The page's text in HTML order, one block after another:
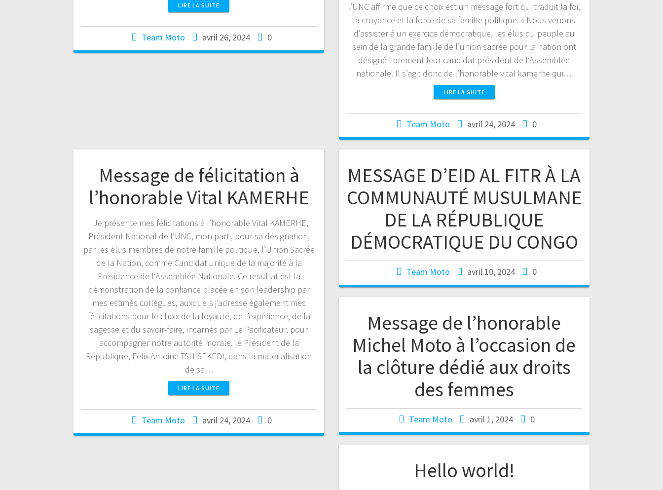
LIRE LA SUITE
Team Moto avril 26, 2024 0
l’UNC affirme que ce choix est un message fort qui traduit la foi,
la croyance et la force de sa famille politique. « Nous venons
d’assister à un exercice démocratique, les élus du peuple au
sein de la grande famille de l’union sacrée pour la nation ont
désigné librement leur candidat président de l’Assemblée
nationale. Il s’agit donc de l’honorable vital kamerhe qui…
LIRE LA SUITE
Team Moto avril 24, 2024 0
Message de félicitation à
l’honorable Vital KAMERHE
Je présente mes félicitations à l’honorable Vital KAMERHE,
Président National de l’UNC, mon parti, pour sa désignation,
par les élus membres de notre famille politique, l’Union Sacrée
de la Nation, comme Candidat unique de la majorité à la
Présidence de l’Assemblée Nationale. Ce resultat est la
démonstration de la confiance placée en son leadership par
mes estimés collègues, auxquels j’adresse également mes
félicitations pour le choix de la loyauté, de l’expérience, de la
sagesse et du savoir-faire, incarnés par Le Pacificateur, pour
accompagner notre autorité morale, le Président de la
République, Félix Antoine TSHISEKEDI, dans la matérialisation
de sa…
LIRE LA SUITE
Team Moto avril 24, 2024 0
MESSAGE D’EID AL FITR À LA
COMMUNAUTÉ MUSULMANE
DE LA RÉPUBLIQUE
DÉMOCRATIQUE DU CONGO
Team Moto avril 10, 2024 0
Message de l’honorable
Michel Moto à l’occasion de
la clôture dédié aux droits
des femmes
Team Moto avril 1, 2024 0
Hello world!